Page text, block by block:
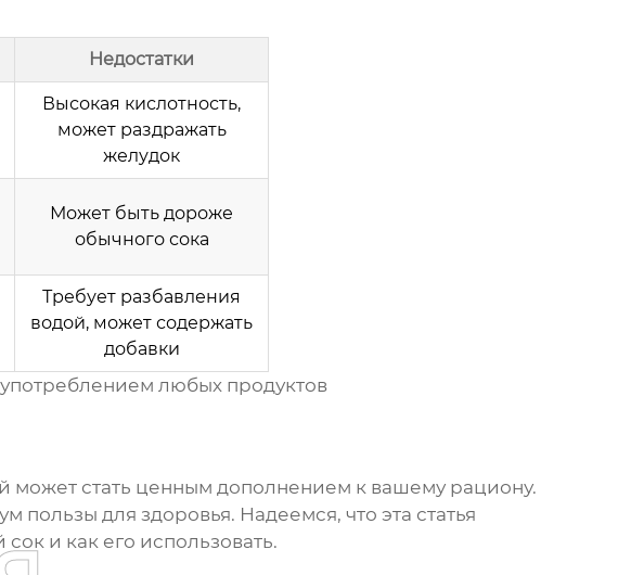
Недостатки
Высокая кислотность,
может раздражать
желудок
Может быть дороже
обычного сока
Требует разбавления
водой, может содержать
добавки
любых продуктов
может стать ценным дополнением к вашему рациону.
для здоровья. Надеемся, что эта статья
соки как его использовать.